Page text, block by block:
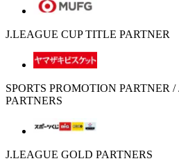
J.LEAGUE CUP TITLE PARTNER
SPORTS PROMOTION PARTNER
PARTNERS
J.LEAGUE GOLD PARTNERS